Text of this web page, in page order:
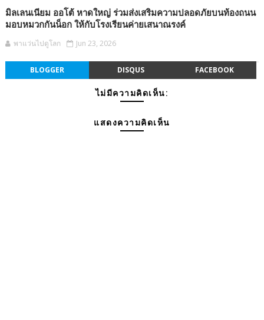
มิลเลนเนียม ออโต้ หาดใหญ่ ร่วมส่งเสริมความปลอดภัยบนท้องถนน
มอบหมวกกันน็อก ให้กับโรงเรียนค่ายเสนาณรงค์
พาแว่นไปดูโลก Jun 23, 2026
BLOGGER DISQUS FACEBOOK
ไม่มีความคิดเห็น:
แสดงความคิดเห็น